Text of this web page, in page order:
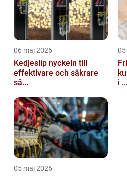
06 maj 2026
Kedjeslip nyckeln till
effektivare och säkrare
så...
05
i
05 maj 2026